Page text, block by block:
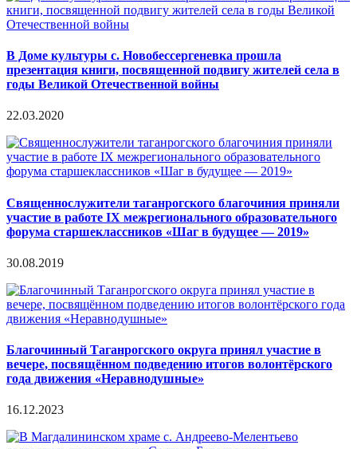
В Доме культуры с. Новобессергеневка прошла
презентация книги, посвященной подвигу жителей села в
годы Великой Отечественной войны
22.03.2020
Священнослужители таганрогского благочиния приняли
участие в работе IX межрегионального образовательного
форума старшеклассников «Шаг в будущее — 2019»
30.08.2019
Благочинный Таганрогского округа принял участие в
вечере, посвящённом подведению итогов волонтёрского
года движения «Неравнодушные»
16.12.2023